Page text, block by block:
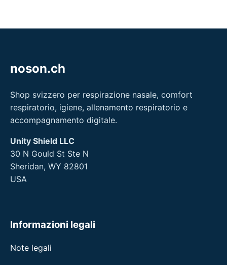
noson.ch
Shop svizzero per respirazione nasale, comfort
respiratorio, igiene, allenamento respiratorio e
accompagnamento digitale.
Unity Shield LLC
30 N Gould St Ste N
Sheridan, WY 82801
USA
Informazioni legali
Note legali